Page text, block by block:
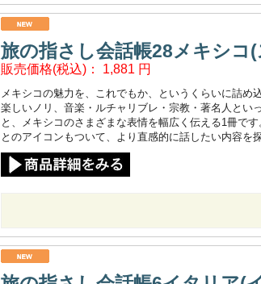
旅の指さし会話帳28メキシコ
販売価格(税込)： 1,881 円
メキシコの魅力を、これでもか、というくらいに詰
楽しいノリ、音楽・ルチャリブレ・宗教・著名人とい
と、メキシコのさまざまな表情を幅広く伝える1冊で
とのアイコンもついて、より直感的に話したい内容を